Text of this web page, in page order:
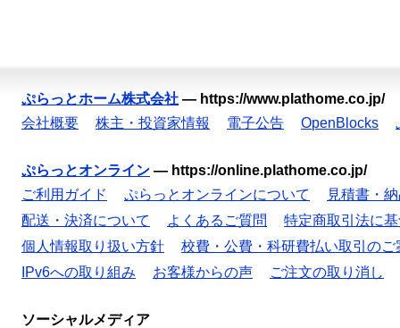
ぷらっとホーム株式会社 — https://www.plathome.co.jp/
会社概要
株主・投資家情報 電子公告 OpenBlocks
ぷらっとオンライン — https://online.plathome.co.jp/
ご利用ガイド
ぷらっとオンラインについて
見積書・
配送・決済について
よくあるご質問
特定商取引法に
個人情報取り扱い方針
校費・公費・科研費払い取引のご
IPv6への取り組み
お客様からの声 ご注文の取り消し
ソーシャルメディア